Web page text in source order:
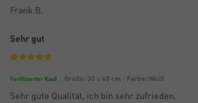
Frank B.
Sehr gut
Verifizierter Kauf Größe: 30 x 40 cm Farbe: Weiß
Sehr gute Qualität, ich bin sehr zufrieden.